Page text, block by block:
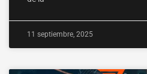
11 septiembre, 2025